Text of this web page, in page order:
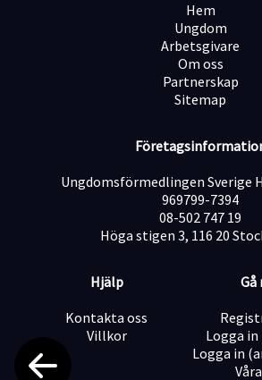
ansökan så snart som möjligt.
Vi ser fram emot att välkomna dig till
Vi fokuserar på din kompetens, inte
förutsättningar. Vi är öppna för att
Hem
Ungdom
Arbetsgivare
Om oss
Partnerskap
Sitemap
Ungdomsförmedlingen Sverige
969799-7394
08-502 747 19
Höga stigen 3, 116 20
Hjälp
Kontakta oss
Villkor
Gå
Logga
Logga in